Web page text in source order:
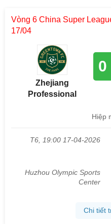
Vòng 6 China Super
17/04
Zhejiang
Professional
0
Hiệp
T6, 19:00 17-04-2026
Huzhou Olympic Sports
Center
Chi tiết